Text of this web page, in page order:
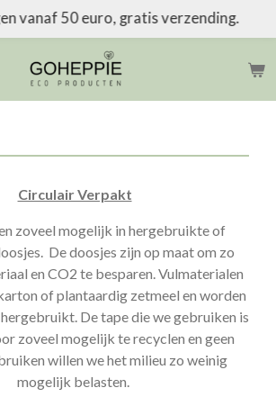
vanaf 50 euro, gratis verzending.
Circulair Verpakt
zoveel mogelijk in hergebruikte of
De doosjes zijn op maat om zo
en CO2 te besparen. Vulmaterialen
of plantaardig zetmeel en worden
De tape die we gebruiken is
zoveel mogelijk te recyclen en geen
willen we het milieu zo weinig
mogelijk belasten.